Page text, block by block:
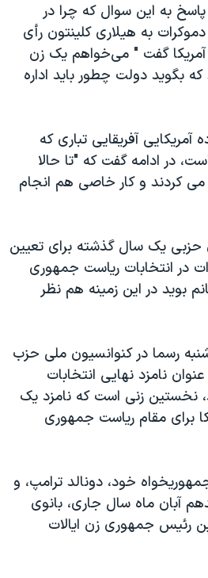
ایران
«سی‌پک»
پاسخ به این سوال که چرا در
به هیلاری کلینتون رأی
آمریکا گفت " می‌خواهم یک زن
که بگوید دولت چطور باید اداره
آمریکایی آفریقایی تباری که
در ادامه گفت که "تا حالا
می کردند و کار خاصی هم انجام
یک سال گذشته برای تعیین
در انتخابات ریاست جمهوری
بوید در این زمینه هم نظر
رسما در کنوانسیون ملی حزب
نامزد نهایی انتخابات
نخستین زنی است که نامزد یک
برای مقام ریاست جمهوری
خود، دونالد ترامپ، و
آبان ماه سال جاری، بانوی
رئیس جمهوری زن ایالات